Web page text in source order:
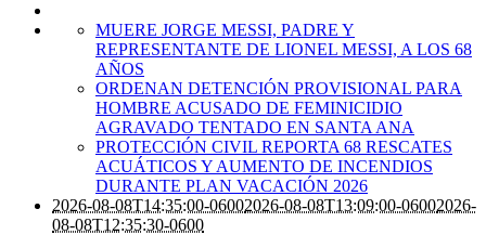
MUERE JORGE MESSI, PADRE Y
REPRESENTANTE DE LIONEL MESSI, A LOS 68
AÑOS
ORDENAN DETENCIÓN PROVISIONAL PARA
HOMBRE ACUSADO DE FEMINICIDIO
AGRAVADO TENTADO EN SANTA ANA
PROTECCIÓN CIVIL REPORTA 68 RESCATES
ACUÁTICOS Y AUMENTO DE INCENDIOS
DURANTE PLAN VACACIÓN 2026
2026-08-08T14:35:00-06002026-08-08T13:09:00-06002026-
08-08T12:35:30-0600